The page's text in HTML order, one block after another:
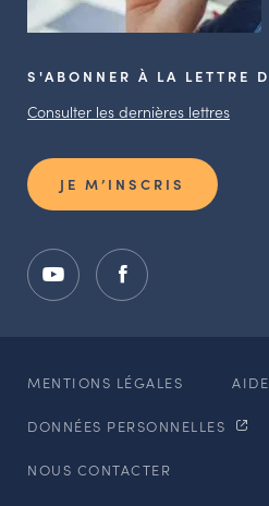
S'ABONNER À LA LETTRE
Consulter les dernières lettres
JE M’INSCRIS
MENTIONS LÉGALES
DONNÉES PERSONNELLES
NOUS CONTACTER